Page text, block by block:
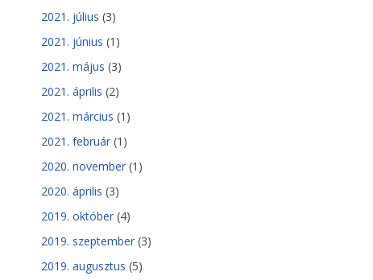
2021. július (3)
2021. június (1)
2021. május (3)
2021. április (2)
2021. március (1)
2021. február (1)
2020. november (1)
2020. április (3)
2019. október (4)
2019. szeptember (3)
2019. augusztus (5)